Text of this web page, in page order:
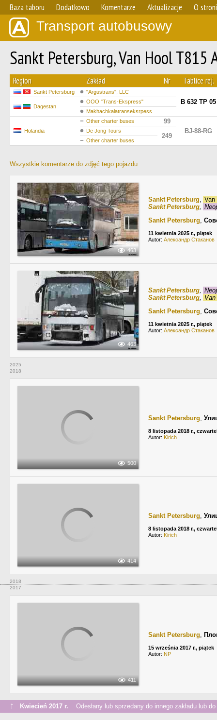
Baza taboru Dodatkowo Komentarze Aktualizacje O
Transport autobusowy
Sankt Petersburg, Van Hool
Region Zakład Nr Tablice rej.
Sankt Petersburg "Argustrans", LLC
В 632 ТР 05
Dagestan
OOO "Trans-Ekspress"
Makhachkalatranseksrpess
Holandia
Other charter buses
99
BJ-88-RG
De Jong Tours
249
Other charter buses
Wszystkie komentarze do zdjęć tego pojazdu
463
Sankt Petersburg, Van
Sankt Petersburg,
Sankt Petersburg,
11 kwietnia 2025 r., piątek
Autor: Александр Стаканов
463
Sankt Petersburg,
Sankt Petersburg,
Sankt Petersburg,
11 kwietnia 2025 r., piątek
Autor: Александр Стаканов
2025
2018
500
Sankt Petersburg,
8 listopada 2018 r.,
Autor: Kirich
414
Sankt Petersburg,
8 listopada 2018 r.,
Autor: Kirich
2018
2017
411
Sankt Petersburg,
15 września 2017 r., piątek
Autor: NP
↑ Kwiecień 2017 r. Odesłany lub sprzedany do innego zakładu lub